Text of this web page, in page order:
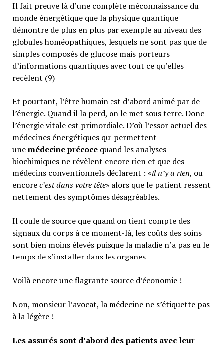
Il fait preuve là d’une complète méconnaissance du
monde énergétique que la physique quantique
démontre de plus en plus par exemple au niveau des
globules homéopathiques, lesquels ne sont pas que de
simples composés de glucose mais porteurs
d’informations quantiques avec tout ce qu’elles
recèlent (9)
Et pourtant, l’être humain est d’abord animé par de
l’énergie. Quand il la perd, on le met sous terre. Donc
l’énergie vitale est primordiale. D’où l’essor actuel des
médecines énergétiques qui permettent
unemédecine précoce quand les analyses
biochimiques ne révèlent encore rien et que des
médecins conventionnels déclarent : «il n’y a rien, ou
encorec’est dans votre tête» alors que le patient ressent
nettement des symptômes désagréables.
Il coule de source que quand on tient compte des
signaux du corps à ce moment-là, les coûts des soins
sont bien moins élevés puisque la maladie n’a pas eu le
temps de s’installer dans les organes.
Voilà encore une flagrante source d’économie !
Non, monsieur l’avocat, la médecine ne s’étiquette pas
à la légère !
Les assurés sont d’abord des patients avec leur